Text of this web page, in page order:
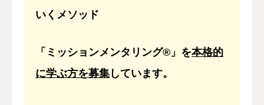
いくメソッド
「 ミッションメンタリング®」 を本格的
に学ぶ方を募集 しています。